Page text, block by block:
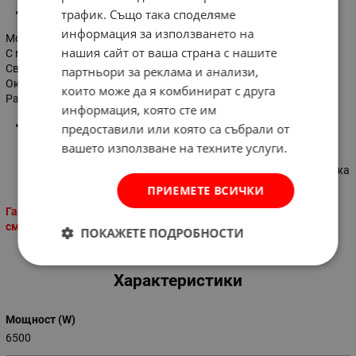
2 кг.
Монтира се директно към ВиК тръба за студена вода
С метална смесителна батерия с ергономична лебедка
Светещ влагозащитен ключ
Окомплектован с шнур и щепсел
„Шуко”
Работи на монофазен ток
Има четири степени на защита:
- защита срещу поражение от електрически ток
- защита от прегряване на водата
- защита при спад на налягането във водопроводната мрежа
- защита от превишаване на налягането
Гаранция: З год. на водосъдържателя, 2 год. на ел. част и
смесител!
Характеристики
Мощност (W)
6500
трафик. Също така споделяме
информация за използването на
нашия сайт от ваша страна с нашите
партньори за реклама и анализи,
които може да я комбинират с друга
информация, която сте им
предоставили или която са събрали от
вашето използване на техните услуги.
ПРИЕМЕТЕ ВСИЧКИ
ПОКАЖЕТЕ ПОДРОБНОСТИ